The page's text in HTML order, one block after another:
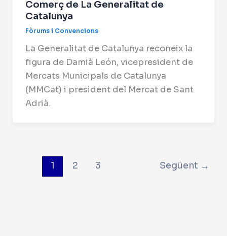
Comerç de La Generalitat de
Catalunya
Fòrums i Convencions
La Generalitat de Catalunya reconeix la
figura de Damià León, vicepresident de
Mercats Municipals de Catalunya
(MMCat) i president del Mercat de Sant
Adrià.
1 2 3 Següent →